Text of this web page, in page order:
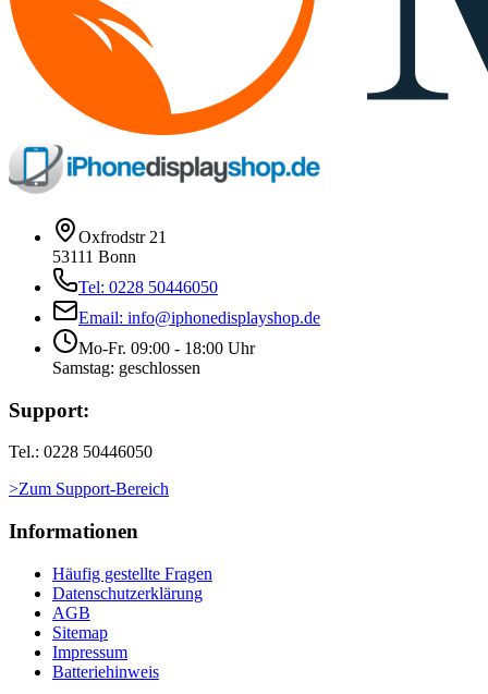
Oxfrodstr 21
53111 Bonn
Tel: 0228 50446050
Email: info@iphonedisplayshop.de
Mo-Fr. 09:00 - 18:00 Uhr
Samstag: geschlossen
Support:
Tel.: 0228 50446050
>Zum Support-Bereich
Informationen
Häufig gestellte Fragen
Datenschutzerklärung
AGB
Sitemap
Impressum
Batteriehinweis